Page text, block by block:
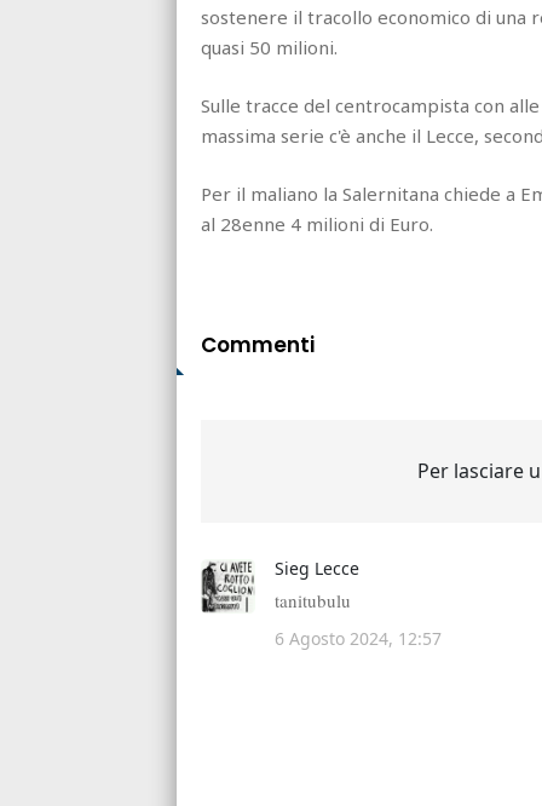
sostenere il tracollo economico di una
quasi 50 milioni.
Sulle tracce del centrocampista con
massima serie c'è anche il Lecce,
Per il maliano la Salernitana chiede a
al 28enne 4 milioni di Euro.
Commenti